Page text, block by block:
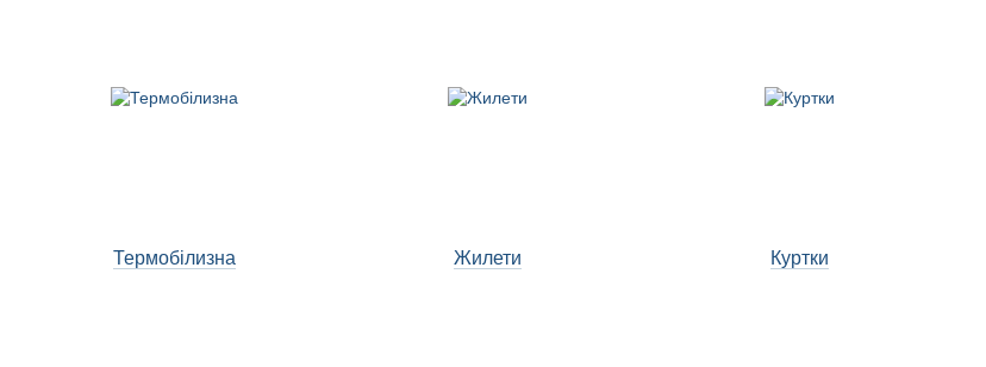
Термобілизна Жилети Куртки